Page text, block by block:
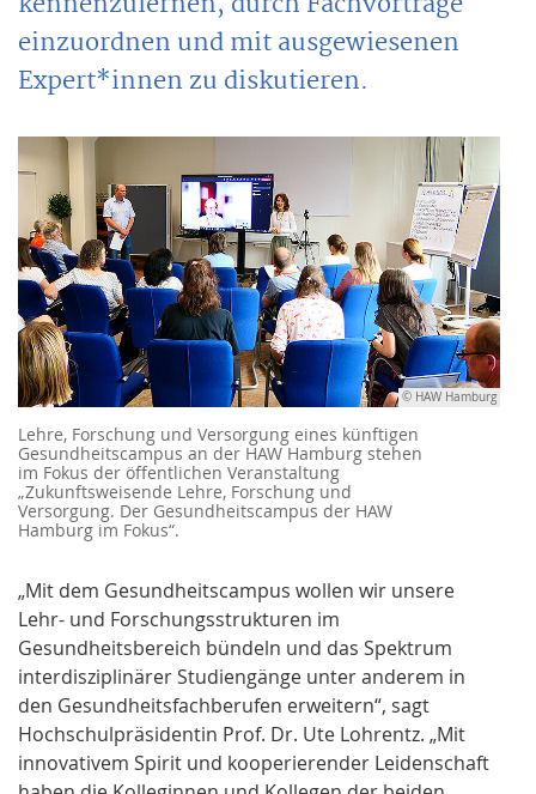
einzuordnen und mit ausgewiesenen
Expert*innen zu diskutieren.
© HAW Hamburg
Lehre, Forschung und Versorgung eines künftigen
Gesundheitscampus an der HAW Hamburg stehen
im Fokus der öffentlichen Veranstaltung
„Zukunftsweisende Lehre, Forschung und
Versorgung. Der Gesundheitscampus der HAW
Hamburg im Fokus“.
„Mit dem Gesundheitscampus wollen wir unsere
Lehr- und Forschungsstrukturen im
Gesundheitsbereich bündeln und das Spektrum
interdisziplinärer Studiengänge unter anderem in
den Gesundheitsfachberufen erweitern“, sagt
Hochschulpräsidentin Prof. Dr. Ute Lohrentz. „Mit
innovativem Spirit und kooperierender Leidenschaft